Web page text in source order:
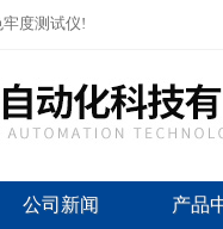
度测试仪!
公司新闻 产品